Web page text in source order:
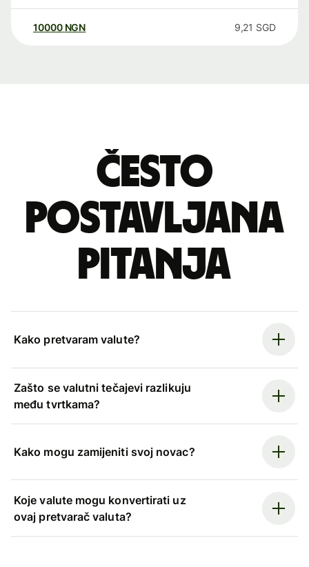
10000 NGN 9,21 SGD
Često
postavljana
pitanja
Kako pretvaram valute?
Zašto se valutni tečajevi razlikuju
među tvrtkama?
Kako mogu zamijeniti svoj novac?
Koje valute mogu konvertirati uz
ovaj pretvarač valuta?